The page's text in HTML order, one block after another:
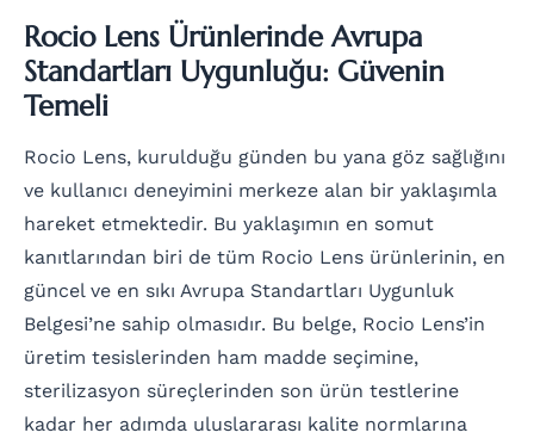
Rocio Lens Ürünlerinde Avrupa
Standartları Uygunluğu: Güvenin
Temeli
Rocio Lens, kurulduğu günden bu yana göz sağlığını
ve kullanıcı deneyimini merkeze alan bir yaklaşımla
hareket etmektedir. Bu yaklaşımın en somut
kanıtlarından biri de tüm Rocio Lens ürünlerinin, en
güncel ve en sıkı Avrupa Standartları Uygunluk
Belgesi’ne sahip olmasıdır. Bu belge, Rocio Lens’in
üretim tesislerinden ham madde seçimine,
sterilizasyon süreçlerinden son ürün testlerine
kadar her adımda uluslararası kalite normlarına